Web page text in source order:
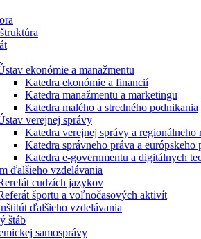
ekonómie a manažmentu
Katedra ekonómie a financií
Katedra manažmentu a marketingu
Katedra malého a stredného podnikania
verejnej správy
Katedra verejnej správy a regionálneho
Katedra správneho práva a európskeho
Katedra e-governmentu a digitálnych
ďalšieho vzdelávania
cudzích jazykov
športu a voľnočasových aktivít
ďalšieho vzdelávania
štáb
samosprávy